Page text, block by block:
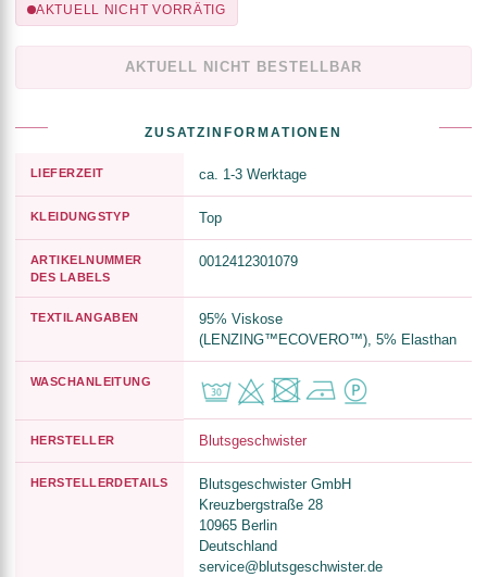
AKTUELL NICHT VORRÄTIG
AKTUELL NICHT BESTELLBAR
ZUSATZINFORMATIONEN
LIEFERZEIT ca. 1-3 Werktage
KLEIDUNGSTYP Top
ARTIKELNUMMER
DES LABELS
0012412301079
TEXTILANGABEN
95% Viskose
(LENZING™ECOVERO™), 5% Elasthan
WASCHANLEITUNG
HERSTELLER Blutsgeschwister
HERSTELLERDETAILS
Blutsgeschwister GmbH
Kreuzbergstraße 28
10965 Berlin
Deutschland
service@blutsgeschwister.de